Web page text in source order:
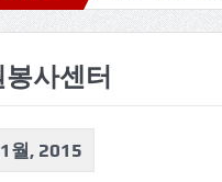
사센터
월, 2015